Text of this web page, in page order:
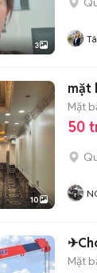
3
10
mặt
Mặt
50
Mặt